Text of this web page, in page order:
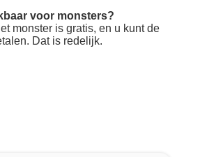
voor monsters?
monster is gratis, en u kunt de
Dat is redelijk.